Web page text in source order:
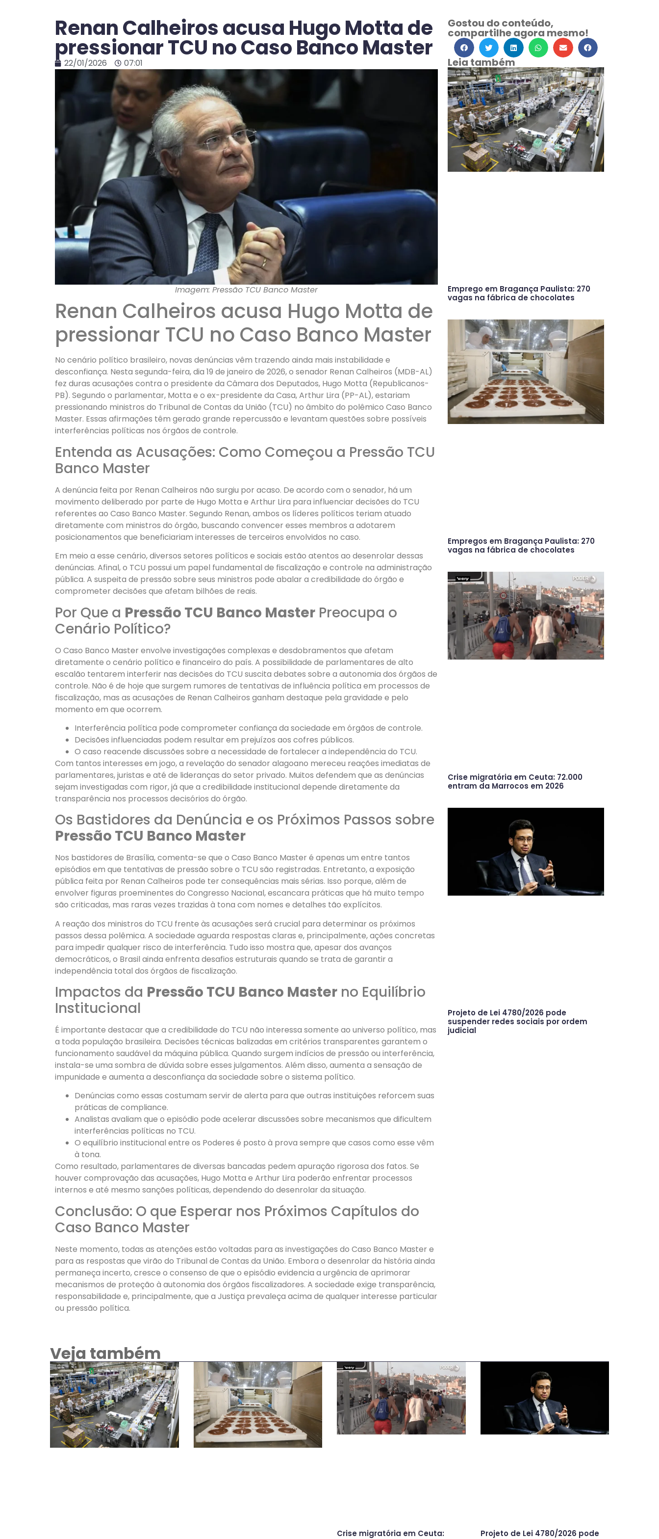
Renan Calheiros acusa Hugo Motta de
pressionar TCU no Caso Banco Master
22/01/2026 07:01
Imagem: Pressão TCU Banco Master
Renan Calheiros acusa Hugo Motta de
pressionar TCU no Caso Banco Master
No cenário político brasileiro, novas denúncias vêm trazendo ainda mais instabilidade e
desconfiança. Nesta segunda-feira, dia 19 de janeiro de 2026, o senador Renan Calheiros (MDB-AL)
fez duras acusações contra o presidente da Câmara dos Deputados, Hugo Motta (Republicanos-
PB). Segundo o parlamentar, Motta e o ex-presidente da Casa, Arthur Lira (PP-AL), estariam
pressionando ministros do Tribunal de Contas da União (TCU) no âmbito do polêmico Caso Banco
Master. Essas afirmações têm gerado grande repercussão e levantam questões sobre possíveis
interferências políticas nos órgãos de controle.
Entenda as Acusações: Como Começou a Pressão TCU
Banco Master
A denúncia feita por Renan Calheiros não surgiu por acaso. De acordo com o senador, há um
movimento deliberado por parte de Hugo Motta e Arthur Lira para influenciar decisões do TCU
referentes ao Caso Banco Master. Segundo Renan, ambos os líderes políticos teriam atuado
diretamente com ministros do órgão, buscando convencer esses membros a adotarem
posicionamentos que beneficiariam interesses de terceiros envolvidos no caso.
Em meio a esse cenário, diversos setores políticos e sociais estão atentos ao desenrolar dessas
denúncias. Afinal, o TCU possui um papel fundamental de fiscalização e controle na administração
pública. A suspeita de pressão sobre seus ministros pode abalar a credibilidade do órgão e
comprometer decisões que afetam bilhões de reais.
Por Que a Pressão TCU Banco Master Preocupa o
Cenário Político?
O Caso Banco Master envolve investigações complexas e desdobramentos que afetam
diretamente o cenário político e financeiro do país. A possibilidade de parlamentares de alto
escalão tentarem interferir nas decisões do TCU suscita debates sobre a autonomia dos órgãos de
controle. Não é de hoje que surgem rumores de tentativas de influência política em processos de
fiscalização, mas as acusações de Renan Calheiros ganham destaque pela gravidade e pelo
momento em que ocorrem.
Interferência política pode comprometer confiança da sociedade em órgãos de controle.
Decisões influenciadas podem resultar em prejuízos aos cofres públicos.
O caso reacende discussões sobre a necessidade de fortalecer a independência do TCU.
Com tantos interesses em jogo, a revelação do senador alagoano mereceu reações imediatas de
parlamentares, juristas e até de lideranças do setor privado. Muitos defendem que as denúncias
sejam investigadas com rigor, já que a credibilidade institucional depende diretamente da
transparência nos processos decisórios do órgão.
Os Bastidores da Denúncia e os Próximos Passos sobre
Pressão TCU Banco Master
Nos bastidores de Brasília, comenta-se que o Caso Banco Master é apenas um entre tantos
episódios em que tentativas de pressão sobre o TCU são registradas. Entretanto, a exposição
pública feita por Renan Calheiros pode ter consequências mais sérias. Isso porque, além de
envolver figuras proeminentes do Congresso Nacional, escancara práticas que há muito tempo
são criticadas, mas raras vezes trazidas à tona com nomes e detalhes tão explícitos.
A reação dos ministros do TCU frente às acusações será crucial para determinar os próximos
passos dessa polêmica. A sociedade aguarda respostas claras e, principalmente, ações concretas
para impedir qualquer risco de interferência. Tudo isso mostra que, apesar dos avanços
democráticos, o Brasil ainda enfrenta desafios estruturais quando se trata de garantir a
independência total dos órgãos de fiscalização.
Impactos da Pressão TCU Banco Master no Equilíbrio
Institucional
É importante destacar que a credibilidade do TCU não interessa somente ao universo político, mas
a toda população brasileira. Decisões técnicas balizadas em critérios transparentes garantem o
funcionamento saudável da máquina pública. Quando surgem indícios de pressão ou interferência,
instala-se uma sombra de dúvida sobre esses julgamentos. Além disso, aumenta a sensação de
impunidade e aumenta a desconfiança da sociedade sobre o sistema político.
Denúncias como essas costumam servir de alerta para que outras instituições reforcem suas
práticas de compliance.
Analistas avaliam que o episódio pode acelerar discussões sobre mecanismos que dificultem
interferências políticas no TCU.
O equilíbrio institucional entre os Poderes é posto à prova sempre que casos como esse vêm
à tona.
Como resultado, parlamentares de diversas bancadas pedem apuração rigorosa dos fatos. Se
houver comprovação das acusações, Hugo Motta e Arthur Lira poderão enfrentar processos
internos e até mesmo sanções políticas, dependendo do desenrolar da situação.
Conclusão: O que Esperar nos Próximos Capítulos do
Caso Banco Master
Neste momento, todas as atenções estão voltadas para as investigações do Caso Banco Master e
para as respostas que virão do Tribunal de Contas da União. Embora o desenrolar da história ainda
permaneça incerto, cresce o consenso de que o episódio evidencia a urgência de aprimorar
mecanismos de proteção à autonomia dos órgãos fiscalizadores. A sociedade exige transparência,
responsabilidade e, principalmente, que a Justiça prevaleça acima de qualquer interesse particular
ou pressão política.
Gostou do conteúdo,
compartilhe agora mesmo!
Leia também
Emprego em Bragança Paulista: 270
vagas na fábrica de chocolates
Empregos em Bragança Paulista: 270
vagas na fábrica de chocolates
Crise migratória em Ceuta: 72.000
entram da Marrocos em 2026
Projeto de Lei 4780/2026 pode
suspender redes sociais por ordem
judicial
Veja também
Crise migratória em Ceuta:
Projeto de Lei 4780/2026 pode